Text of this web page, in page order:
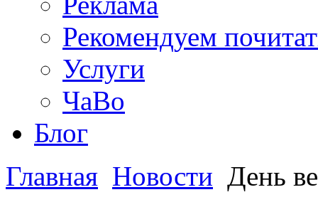
Рекомендуем
Услуги
ЧаВо
Блог
Главная Новости День